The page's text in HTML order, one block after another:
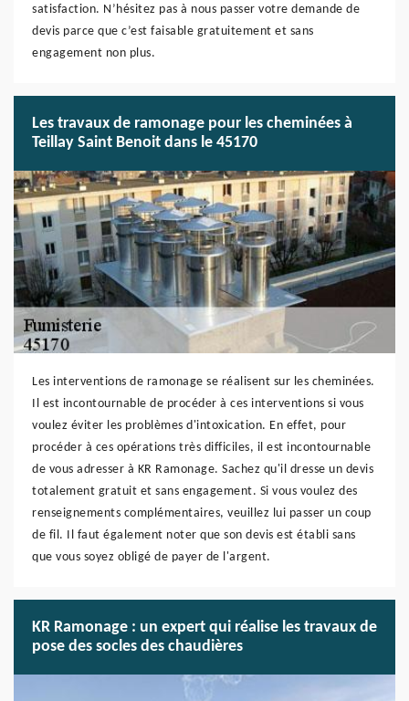
satisfaction. N’hésitez pas à nous passer votre demande de
devis parce que c’est faisable gratuitement et sans
engagement non plus.
Les travaux de ramonage pour les cheminées à
Teillay Saint Benoit dans le 45170
Les interventions de ramonage se réalisent sur les cheminées.
Il est incontournable de procéder à ces interventions si vous
voulez éviter les problèmes d'intoxication. En effet, pour
procéder à ces opérations très difficiles, il est incontournable
de vous adresser à KR Ramonage. Sachez qu'il dresse un devis
totalement gratuit et sans engagement. Si vous voulez des
renseignements complémentaires, veuillez lui passer un coup
de fil. Il faut également noter que son devis est établi sans
que vous soyez obligé de payer de l'argent.
KR Ramonage : un expert qui réalise les travaux de
pose des socles des chaudières